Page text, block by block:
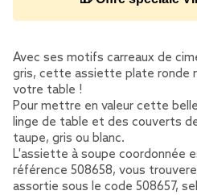
Avec ses motifs carreaux de
gris, cette assiette plate ronde
votre table !
Pour mettre en valeur cette
linge de table et des couverts
taupe, gris ou blanc.
L'assiette à soupe coordonnée
référence 508658, vous
assortie sous le code 508657,